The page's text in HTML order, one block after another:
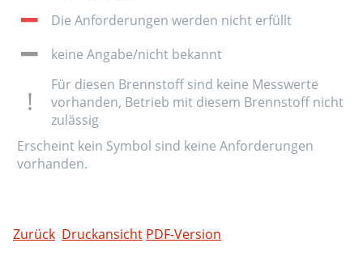
Die Anforderungen werden nicht erfüllt
keine Angabe/nicht bekannt
Für diesen Brennstoff sind keine Messwerte
vorhanden, Betrieb mit diesem Brennstoff nicht
zulässig
Erscheint kein Symbol sind keine Anforderungen
vorhanden.
Zurück Druckansicht PDF-Version